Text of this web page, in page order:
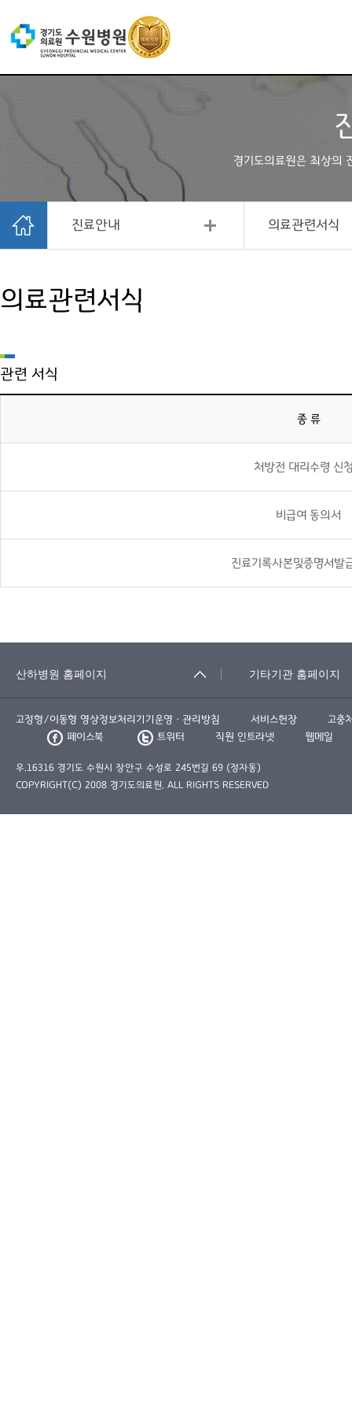
경기도의료원은 최상의
진료안내 의료관련서식
의료관련서식
관련 서식
종 류
처방전 대리수령 신
비급여 동의서
진료기록사본및증명서발
고정형/이동형 영상정보처리기기운영ㆍ관리방침 서비스헌장
고충
페이스북
트위터 직원 인트라넷 웹메일
우.16316 경기도 수원시 장안구 수성로 245번길 69 (정자동)
COPYRIGHT(C) 2008 경기도의료원. ALL RIGHTS RESERVED